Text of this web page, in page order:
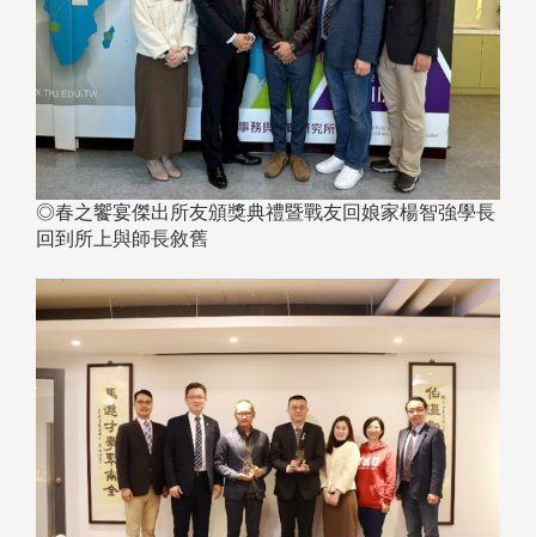
◎春之饗宴傑出所友頒獎典禮暨戰友回娘家楊智強學長
回到所上與師長敘舊